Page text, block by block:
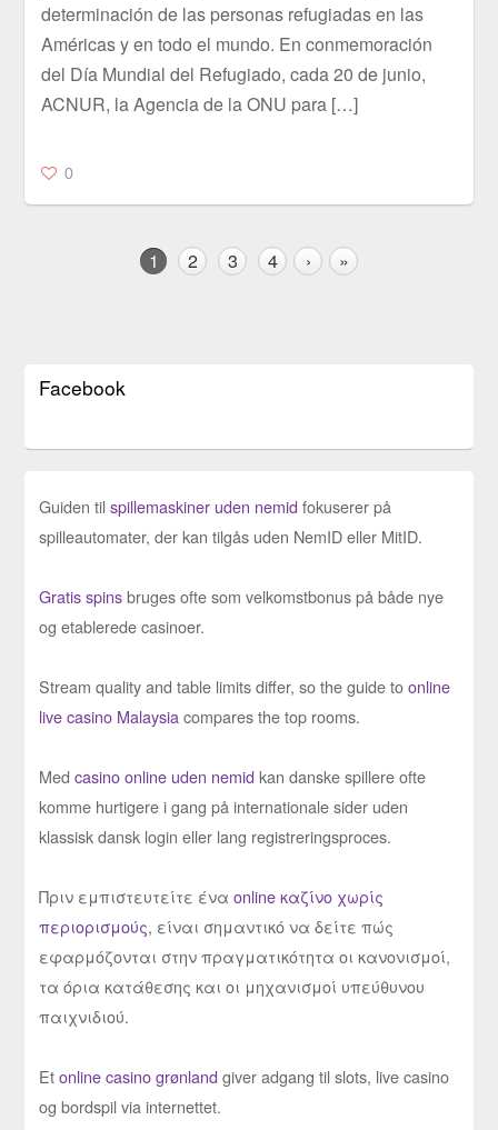
determinación de las personas refugiadas en las
Américas y en todo el mundo. En conmemoración
del Día Mundial del Refugiado, cada 20 de junio,
ACNUR, la Agencia de la ONU para […]
0
1 2 3 4 › »
Facebook
Guiden tilspillemaskiner uden nemid fokuserer på
spilleautomater, der kan tilgås uden NemID eller MitID.
Gratis spinsbruges ofte som velkomstbonus på både nye
og etablerede casinoer.
Stream quality and table limits differ, so the guide toonline
live casino Malaysiacompares the top rooms.
Medcasino online uden nemid kan danske spillere ofte
komme hurtigere i gang på internationale sider uden
klassisk dansk login eller lang registreringsproces.
Πριν εμπιστευτείτε έναonline καζίνο χωρίς
περιορισμούς, είναι σημαντικό να δείτε πώς
εφαρμόζονται στην πραγματικότητα οι κανονισμοί,
τα όρια κατάθεσης και οι μηχανισμοί υπεύθυνου
παιχνιδιού.
Etonline casino grønland giver adgang til slots, live casino
og bordspil via internettet.